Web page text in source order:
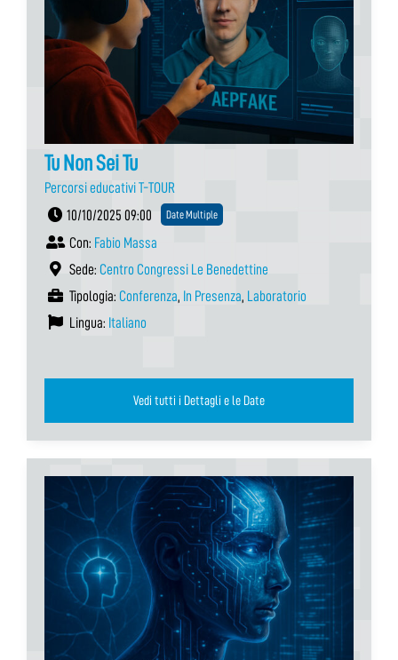
Tu Non Sei Tu
Percorsi educativi T-TOUR
10/10/2025 09:00
Date Multiple
Con: Fabio Massa
Sede: Centro Congressi Le Benedettine
Tipologia: Conferenza, In Presenza, Laboratorio
Lingua: Italiano
Vedi tutti i Dettagli e le Date